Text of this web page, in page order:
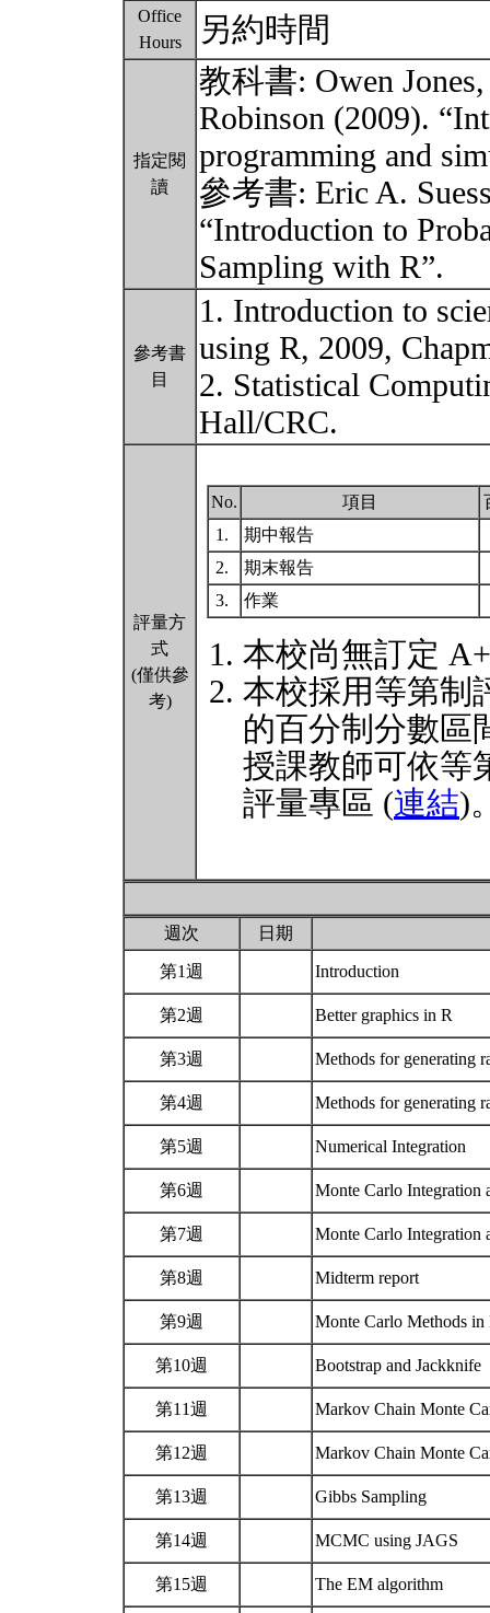
Office
Hours
另約時間
指定閱
讀
教科書: Owen
Robinson (2009).
programming and
參考書: Eric A.
“Introduction to
Sampling with R”.
參考書
目
1. Introduction to
using R, 2009,
2. Statistical
Hall/CRC.
評量方
式
(僅供參
考)
No. 項目
1.
期中報告
2.
期末報告
3.
作業
本校尚無訂定
本校採用等第制
的百分制分數區
授課教師可依等
評量專區 (連結)
週次 日期
第1週 Introduction
第2週 Better graphics in R
第3週 Methods for generating
第4週 Methods for generating
第5週 Numerical Integration
第6週 Monte Carlo Integration
第7週 Monte Carlo Integration
第8週 Midterm report
第9週 Monte Carlo Methods
第10週 Bootstrap and Jackknife
第11週 Markov Chain Monte
第12週 Markov Chain Monte
第13週 Gibbs Sampling
第14週 MCMC using JAGS
第15週 The EM algorithm